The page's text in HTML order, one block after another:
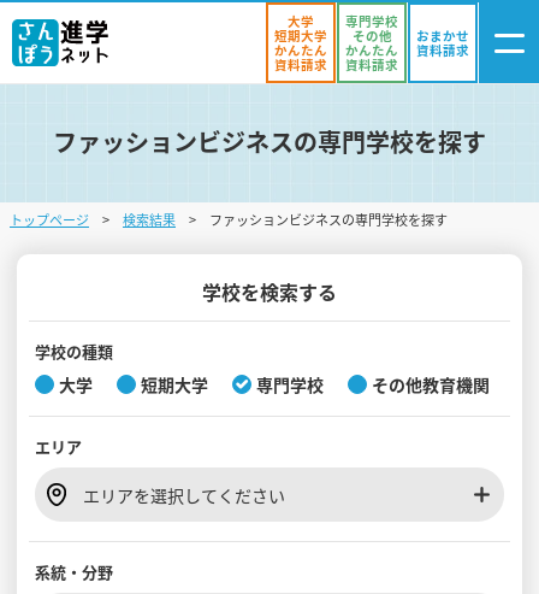
ログイン
気になる 資料リスト
学校を探す
オープンキャンパスを探す
入試・受験入門
大学
短期大学
かんたん
資料請求
専門学校
その他
かんたん
資料請求
おまかせ
資料請求
ファッションビジネスの専門学校を探す
トップページ 検索結果 ファッションビジネスの専門学校を探す
学校を検索する
学校の種類
大学 短期大学 専門学校 その他教育機関
エリア
エリアを選択してください
系統・分野